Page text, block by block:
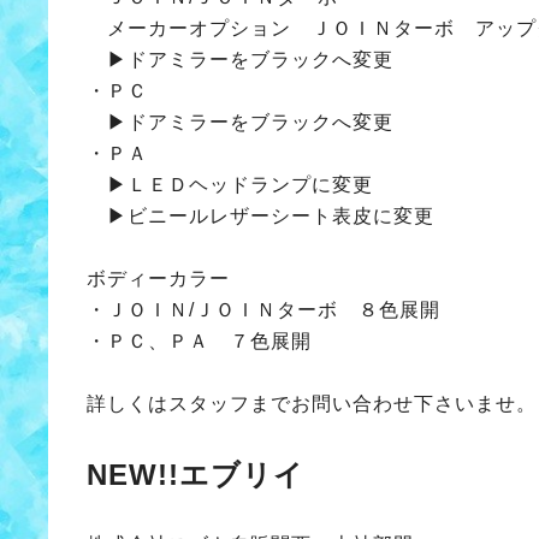
メーカーオプション ＪＯＩＮターボ アップ
▶ドアミラーをブラックへ変更
・ＰＣ
▶ドアミラーをブラックへ変更
・ＰＡ
▶ＬＥＤヘッドランプに変更
▶ビニールレザーシート表皮に変更
ボディーカラー
・ＪＯＩＮ/ＪＯＩＮターボ ８色展開
・ＰＣ、ＰＡ ７色展開
詳しくはスタッフまでお問い合わせ下さいませ。
NEW!!エブリイ